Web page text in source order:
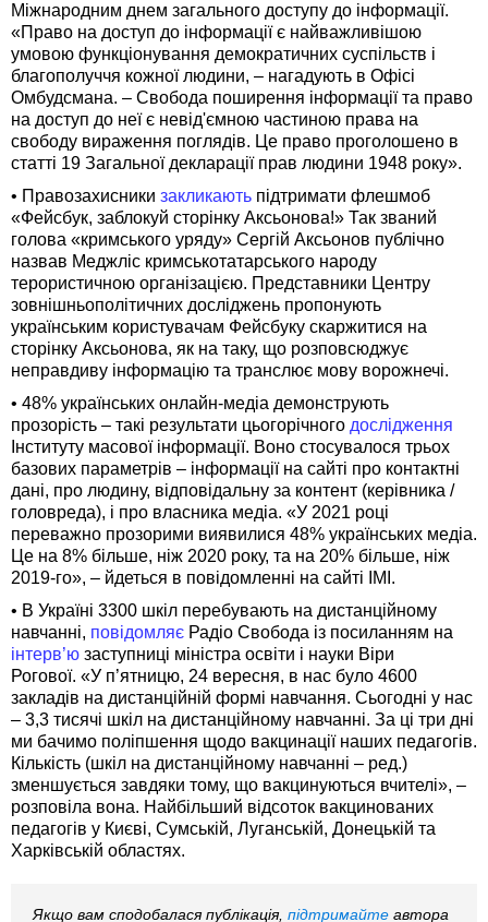
Міжнародним днем загального доступу до інформації.
«Право на доступ до інформації є найважливішою
умовою функціонування демократичних суспільств і
благополуччя кожної людини, – нагадують в Офісі
Омбудсмана. – Свобода поширення інформації та право
на доступ до неї є невід'ємною частиною права на
свободу вираження поглядів. Це право проголошено в
статті 19 Загальної декларації прав людини 1948 року».
• Правозахисники закликають підтримати флешмоб
«Фейсбук, заблокуй сторінку Аксьонова!» Так званий
голова «кримського уряду» Сергій Аксьонов публічно
назвав Меджліс кримськотатарського народу
терористичною організацією. Представники Центру
зовнішньополітичних досліджень пропонують
українським користувачам Фейсбуку скаржитися на
сторінку Аксьонова, як на таку, що розповсюджує
неправдиву інформацію та транслює мову ворожнечі.
• 48% українських онлайн-медіа демонструють
прозорість – такі результати цьогорічного дослідження
Інституту масової інформації. Воно стосувалося трьох
базових параметрів – інформації на сайті про контактні
дані, про людину, відповідальну за контент (керівника /
головреда), і про власника медіа. «У 2021 році
переважно прозорими виявилися 48% українських медіа.
Це на 8% більше, ніж 2020 року, та на 20% більше, ніж
2019-го», – йдеться в повідомленні на сайті ІМІ.
• В Україні 3300 шкіл перебувають на дистанційному
навчанні, повідомляє Радіо Свобода із посиланням на
інтерв’ю заступниці міністра освіти і науки Віри
Рогової. «У п’ятницю, 24 вересня, в нас було 4600
закладів на дистанційній формі навчання. Сьогодні у нас
– 3,3 тисячі шкіл на дистанційному навчанні. За ці три дні
ми бачимо поліпшення щодо вакцинації наших педагогів.
Кількість (шкіл на дистанційному навчанні – ред.)
зменшується завдяки тому, що вакцинуються вчителі», –
розповіла вона. Найбільший відсоток вакцинованих
педагогів у Києві, Сумській, Луганській, Донецькій та
Харківській областях.
Якщо вам сподобалася публікація, підтримайте автора